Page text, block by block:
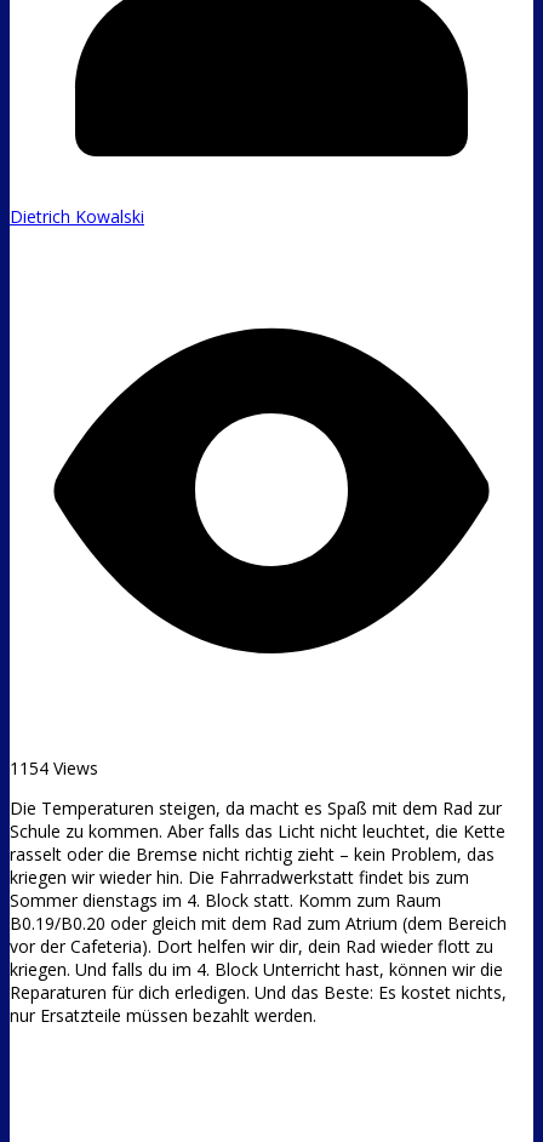
Dietrich Kowalski
1154 Views
Die Temperaturen steigen, da macht es Spaß mit dem Rad zur
Schule zu kommen. Aber falls das Licht nicht leuchtet, die Kette
rasselt oder die Bremse nicht richtig zieht – kein Problem, das
kriegen wir wieder hin. Die Fahrradwerkstatt findet bis zum
Sommer dienstags im 4. Block statt. Komm zum Raum
B0.19/B0.20 oder gleich mit dem Rad zum Atrium (dem Bereich
vor der Cafeteria). Dort helfen wir dir, dein Rad wieder flott zu
kriegen. Und falls du im 4. Block Unterricht hast, können wir die
Reparaturen für dich erledigen. Und das Beste: Es kostet nichts,
nur Ersatzteile müssen bezahlt werden.